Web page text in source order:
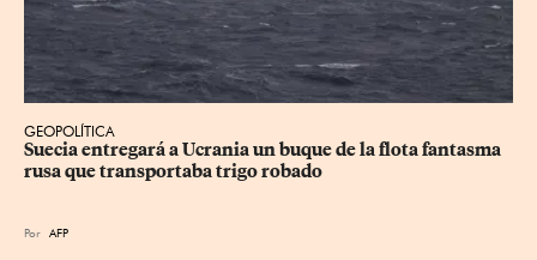
GEOPOLÍTICA
Suecia entregará a Ucrania un buque de la flota fantasma
rusa que transportaba trigo robado
Por AFP